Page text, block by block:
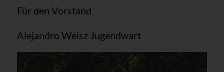
Für den Vorstand
Alejandro Weisz Jugendwart